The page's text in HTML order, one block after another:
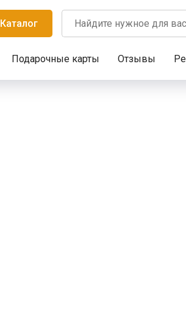
Каталог
Подарочные карты Отзывы